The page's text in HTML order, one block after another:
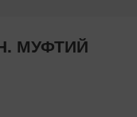
МУФТИЙ